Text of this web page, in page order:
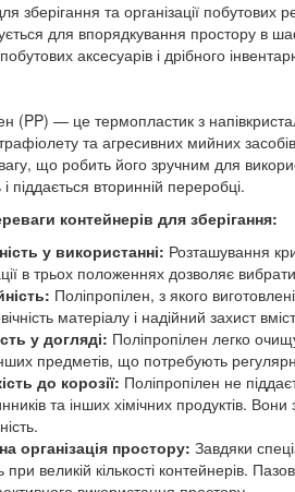
зберігання та організації
для впорядкування простору в
аксесуарів і дрібного
(PP) — це термопластик з
та агресивних мийних
що робить його зручним для
піддається вторинній переробці.
контейнерів для зберігання:
у використанні: Розташування
в трьох положеннях дозволяє
Поліпропілен, з якого
матеріалу і надійний захист
у догляді: Поліпропілен легко
предметів, що потребують
до корозії: Поліпропілен не
та інших хімічних продуктів.
організація простору: Завдяки
при великій кількості контейнерів.